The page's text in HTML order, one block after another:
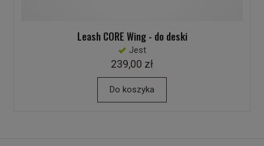
Leash CORE Wing - do deski
Jest
239,00 zł
Do koszyka